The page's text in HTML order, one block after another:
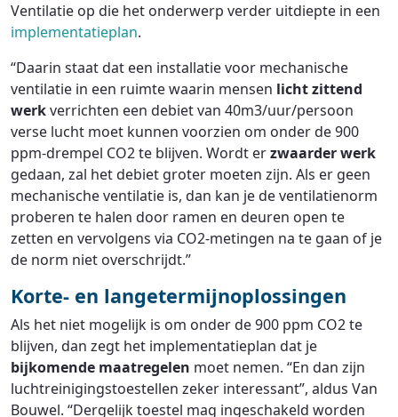
Ventilatie op die het onderwerp verder uitdiepte in een
implementatieplan.
“Daarin staat dat een installatie voor mechanische
ventilatie in een ruimte waarin mensen licht zittend
werkverrichten een debiet van 40m3/uur/persoon
verse lucht moet kunnen voorzien om onder de 900
ppm-drempel CO2 te blijven. Wordt erzwaarder werk
gedaan, zal het debiet groter moeten zijn. Als er geen
mechanische ventilatie is, dan kan je de ventilatienorm
proberen te halen door ramen en deuren open te
zetten en vervolgens via CO2-metingen na te gaan of je
de norm niet overschrijdt.”
Korte- en langetermijnoplossingen
Als het niet mogelijk is om onder de 900 ppm CO2 te
blijven, dan zegt het implementatieplan dat je
bijkomende maatregelen moet nemen. “En dan zijn
luchtreinigingstoestellen zeker interessant”, aldus Van
Bouwel. “Dergelijk toestel mag ingeschakeld worden